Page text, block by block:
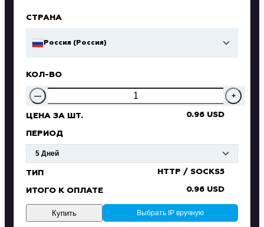
СТРАНА
Россия (Россия)
КОЛ-ВО
— +
ЦЕНА ЗА ШТ. 0.96 USD
ПЕРИОД
ТИП HTTP / SOCKS5
ИТОГО К ОПЛАТЕ 0.96 USD
Выбрать IP вручную
Купить